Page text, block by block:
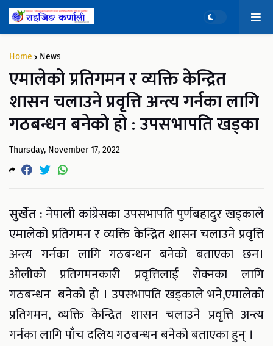
Home News
एमालेको प्रतिगमन र व्यक्ति केन्द्रित
शासन चलाउने प्रवृत्ति अन्त्य गर्नका लागि
गठबन्धन बनेको हो : उपसभापति खड्का
Thursday, November 17, 2022
सुर्खेत :नेपाली कांग्रेसका उपसभापति पुर्णबहादुर खड्काले
एमालेको प्रतिगमन र व्यक्ति केन्द्रित शासन चलाउने प्रवृत्ति
अन्त्य गर्नका लागि गठबन्धन बनेको बताएका छन।
ओलीको प्रतिगमनकारी प्रवृत्तिलाई रोक्नका लागि
गठबन्धन बनेको हो । उपसभापति खड्काले भने,एमालेको
प्रतिगमन, व्यक्ति केन्द्रित शासन चलाउने प्रवृत्ति अन्त्य
गर्नका लागि पाँच दलिय गठबन्धन बनेको बताएका हुन् ।